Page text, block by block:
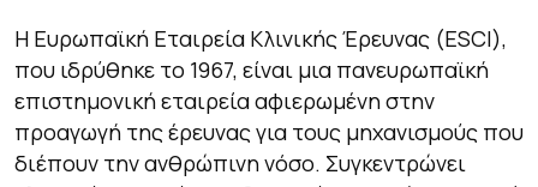
Η Ευρωπαϊκή Εταιρεία Κλινικής Έρευνας (ESCI),
που ιδρύθηκε το 1967, είναι μια πανευρωπαϊκή
επιστημονική εταιρεία αφιερωμένη στην
προαγωγή της έρευνας για τους μηχανισμούς που
διέπουν την ανθρώπινη νόσο. Συγκεντρώνει